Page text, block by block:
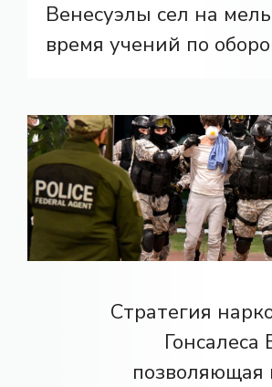
Венесуэлы сел на
время учений по
Стратегия
Гонсалеса
позволяющая